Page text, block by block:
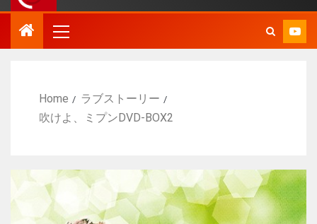
Home
ラブストーリー
吹けよ、ミプンDVD-BOX2